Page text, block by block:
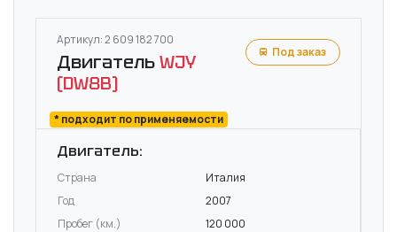
Артикул: 2 609 182 700
ДвигательWJY
(DW8B)
* подходит по применяемости
Под заказ
Двигатель:
Страна
Италия
Год
2007
Пробег (км.)
120 000